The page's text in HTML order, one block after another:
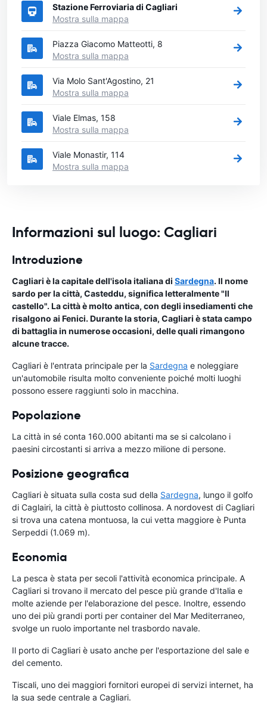
Stazione Ferroviaria di Cagliari
Mostra sulla mappa
Piazza Giacomo Matteotti, 8
Mostra sulla mappa
Via Molo Sant'Agostino, 21
Mostra sulla mappa
Viale Elmas, 158
Mostra sulla mappa
Viale Monastir, 114
Mostra sulla mappa
Informazioni sul luogo: Cagliari
Introduzione
Cagliari è la capitale dell'isola italiana di Sardegna. Il nome
sardo per la città, Casteddu, significa letteralmente "Il
castello". La città è molto antica, con degli insediamenti che
risalgono ai Fenici. Durante la storia, Cagliari è stata campo
di battaglia in numerose occasioni, delle quali rimangono
alcune tracce.
Cagliari è l'entrata principale per la Sardegna e noleggiare
un'automobile risulta molto conveniente poiché molti luoghi
possono essere raggiunti solo in macchina.
Popolazione
La città in sé conta 160.000 abitanti ma se si calcolano i
paesini circostanti si arriva a mezzo milione di persone.
Posizione geografica
Cagliari è situata sulla costa sud della Sardegna, lungo il golfo
di Caglairi, la città è piuttosto collinosa. A nordovest di Cagliari
si trova una catena montuosa, la cui vetta maggiore è Punta
Serpeddi (1.069 m).
Economia
La pesca è stata per secoli l'attività economica principale. A
Cagliari si trovano il mercato del pesce più grande d'Italia e
molte aziende per l'elaborazione del pesce. Inoltre, essendo
uno dei più grandi porti per container del Mar Mediterraneo,
svolge un ruolo importante nel trasbordo navale.
Il porto di Cagliari è usato anche per l'esportazione del sale e
del cemento.
Tiscali, uno dei maggiori fornitori europei di servizi internet, ha
la sua sede centrale a Cagliari.